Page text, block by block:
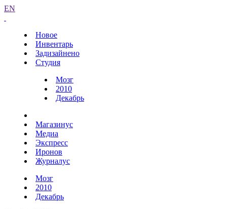
EN
Новое
Инвентарь
Задизайнено
Студия
Мозг
2010
Декабрь
Магазинус
Медиа
Экспресс
Иронов
Журналус
Мозг
2010
Декабрь